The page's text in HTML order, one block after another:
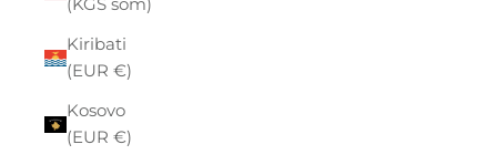
Kiribati
(EUR €)
Kosovo
(EUR €)